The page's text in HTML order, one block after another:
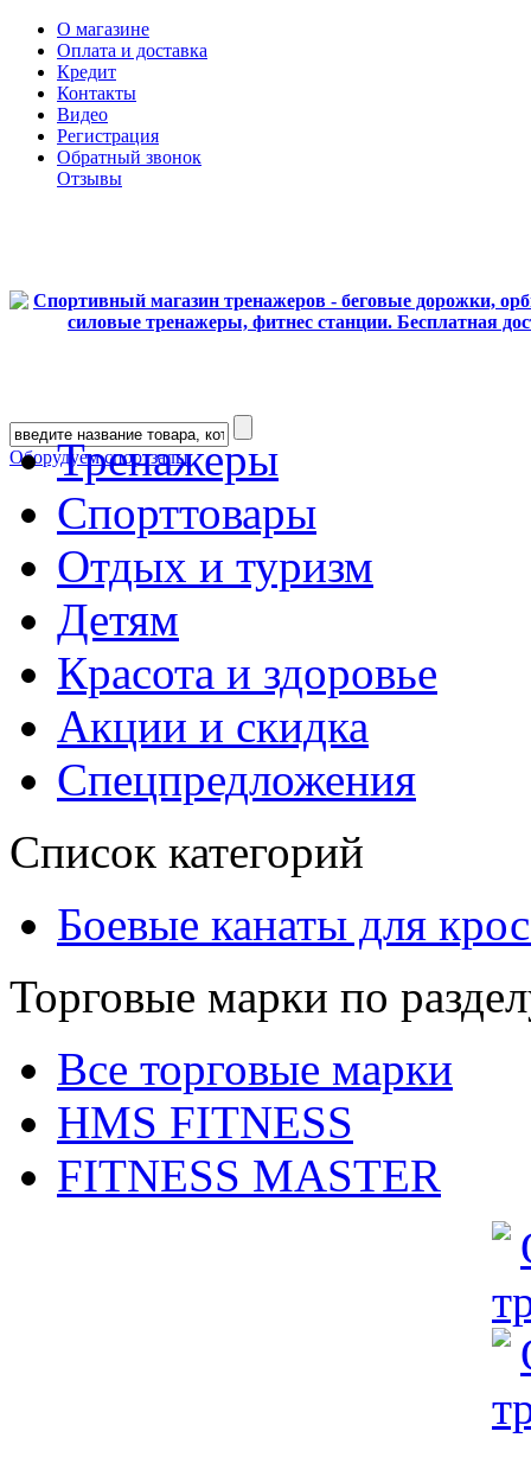
О магазине
Оплата и доставка
Кредит
Контакты
Видео
Регистрация
Обратный звонок
Отзывы
Оборудуем спортзалы
Тренажеры
Спорттовары
Отдых и туризм
Детям
Красота и здоровье
Акции и скидка
Спецпредложения
Список категорий
Боевые канаты для
Торговые марки по
Все торговые марки
HMS FITNESS
FITNESS MASTER